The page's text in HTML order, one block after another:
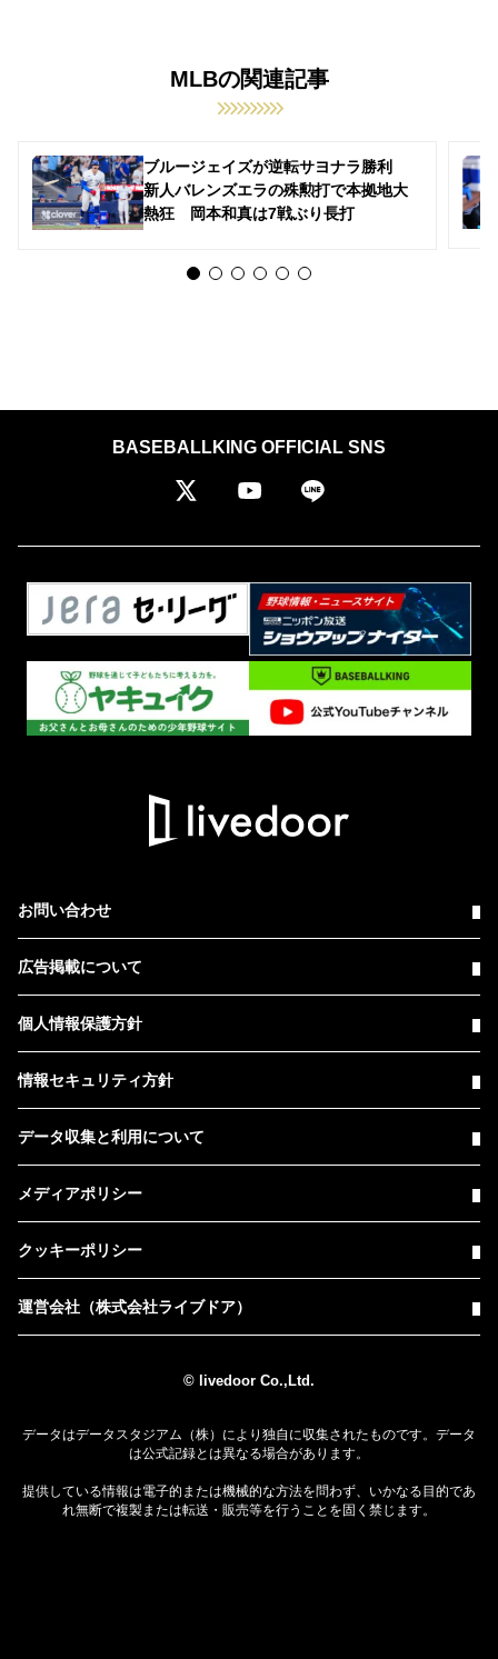
MLBの関連記事
ブルージェイズが逆転サヨナラ勝利
新人バレンズエラの殊勲打で本拠地大
熱狂 岡本和真は7戦ぶり長打
BASEBALLKING OFFICIAL SNS
お問い合わせ
広告掲載について
個人情報保護方針
情報セキュリティ方針
データ収集と利用について
メディアポリシー
クッキーポリシー
運営会社（株式会社ライブドア）
© livedoor Co.,Ltd.
データはデータスタジアム（株）により独自に収集されたものです。データ
は公式記録とは異なる場合があります。
提供している情報は電子的または機械的な方法を問わず、いかなる目的であ
れ無断で複製または転送・販売等を行うことを固く禁じます。